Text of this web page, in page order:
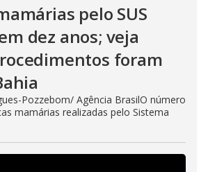
pelo SUS
dez anos; veja
foram
Pozzebom/ Agência BrasilO número
mamárias realizadas pelo Sistema